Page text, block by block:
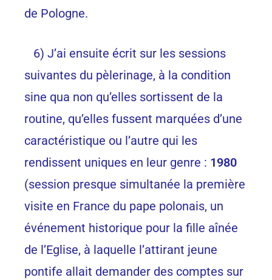
de Pologne.
6) J’ai ensuite écrit sur les sessions
suivantes du pèlerinage, à la condition
sine qua non qu’elles sortissent de la
routine, qu’elles fussent marquées d’une
caractéristique ou l’autre qui les
rendissent uniques en leur genre : 1980
(session presque simultanée la première
visite en France du pape polonais, un
événement historique pour la fille aînée
de l’Eglise, à laquelle l’attirant jeune
pontife allait demander des comptes sur